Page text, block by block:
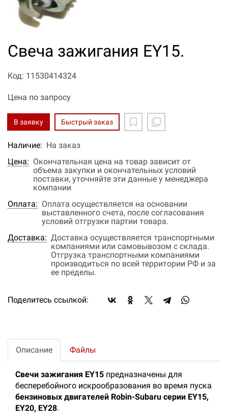
Свеча зажигания EY15.
Код: 11530414324
Цена по запросу
В заявку Быстрый заказ
Наличие: На заказ
Цена: Окончательная цена на товар зависит от
объема закупки и окончательных условий
поставки, уточняйте эти данные у менеджера
компании
Оплата: Оплата осуществляется на основании
выставленного счета, после согласования
условий отгрузки партии товара.
Доставка: Доставка осуществляется транспортными
компаниями или самовывозом с склада.
Отгрузка транспортными компаниями
производиться по всей территории РФ и за
ее пределы.
Поделитесь ссылкой:
Описание Файлы
Свечи зажигания EY15 предназначены для
бесперебойного искрообразования во время пуска
бензиновых двигателей Robin-Subaru серии EY15,
EY20, EY28.